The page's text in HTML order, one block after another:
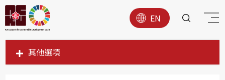
EN
其他選項
SDG1